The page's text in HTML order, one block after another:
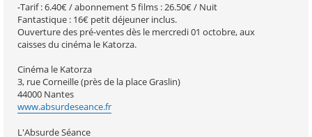
-Tarif : 6.40€ / abonnement 5 films : 26.50€ / Nuit
Fantastique : 16€ petit déjeuner inclus.
Ouverture des pré-ventes dès le mercredi 01 octobre, aux
caisses du cinéma le Katorza.
Cinéma le Katorza
3, rue Corneille (près de la place Graslin)
44000 Nantes
www.absurdeseance.fr
L'Absurde Séance